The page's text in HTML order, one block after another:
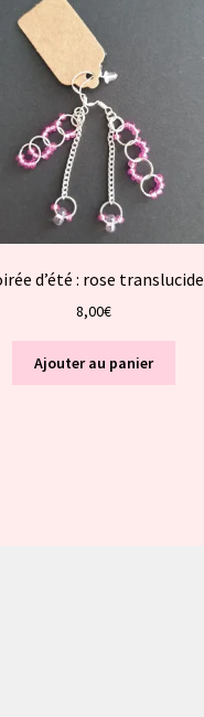
d’été : rose translucide
8,00€
Ajouter au panier